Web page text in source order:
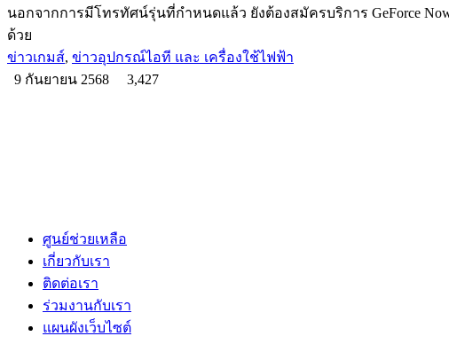
นอกจากการมีโทรทัศน์รุ่นที่กำหนดแล้ว ยังต้องสมัครบริการ GeForce
ด้วย
ข่าวเกมส์, ข่าวอุปกรณ์ไอที และ เครื่องใช้ไฟฟ้า
9 กันยายน 2568
3,427
ศูนย์ช่วยเหลือ
เกี่ยวกับเรา
ติดต่อเรา
ร่วมงานกับเรา
แผนผังเว็บไซต์